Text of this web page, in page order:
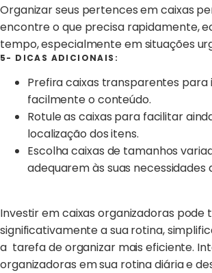
Organizar seus pertences em caixas
encontre o que precisa rapidamente,
tempo, especialmente em situações
5- DICAS ADICIONAIS:
Prefira caixas transparentes para
facilmente o conteúdo.
Rotule as caixas para facilitar
localização dos itens.
Escolha caixas de tamanhos
adequarem às suas necessidades
Investir em caixas organizadoras
significativamente a sua rotina,
a tarefa de organizar mais eficiente.
organizadoras em sua rotina diária e